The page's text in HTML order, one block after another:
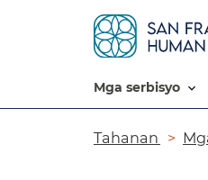
mga serbisyo​​
Tahanan​​